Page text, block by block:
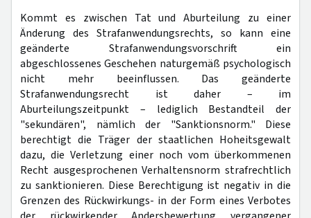
Kommt es zwischen Tat und Aburteilung zu einer
Änderung des Strafanwendungsrechts, so kann eine
geänderte Strafanwendungsvorschrift ein
abgeschlossenes Geschehen naturgemäß psychologisch
nicht mehr beeinflussen. Das geänderte
Strafanwendungsrecht ist daher – im
Aburteilungszeitpunkt – lediglich Bestandteil der
"sekundären", nämlich der "Sanktionsnorm." Diese
berechtigt die Träger der staatlichen Hoheitsgewalt
dazu, die Verletzung einer noch vom überkommenen
Recht ausgesprochenen Verhaltensnorm strafrechtlich
zu sanktionieren. Diese Berechtigung ist negativ in die
Grenzen des Rückwirkungs- in der Form eines Verbotes